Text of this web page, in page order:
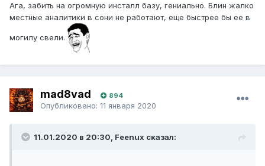
Ага, забить на огромную инсталл базу, гениально. Блин жалко
местные аналитики в сони не работают, еще быстрее бы ее в
могилу свели.
mad8vad 894
Опубликовано: 11 января 2020
11.01.2020 в 20:30, Feenux сказал: